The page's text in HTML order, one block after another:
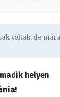
voltak, de mára
helyen